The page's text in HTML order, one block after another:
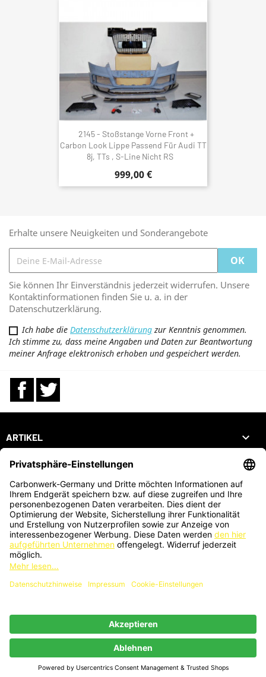
2145 - Stoßstange Vorne Front +
Carbon Look Lippe Passend Für Audi TT
8j, TTs , S-Line Nicht RS
999,00 €
Erhalte unsere Neuigkeiten und Sonderangebote
Sie können Ihr Einverständnis jederzeit widerrufen. Unsere
Kontaktinformationen finden Sie u. a. in der
Datenschutzerklärung.
Ich habe die Datenschutzerklärung zur Kenntnis genommen.
Ich stimme zu, dass meine Angaben und Daten zur Beantwortung
meiner Anfrage elektronisch erhoben und gespeichert werden.
Facebook
ARTIKEL 
UNTERNEHMEN 
DEIN KONTO 
SHOP
© 2026 - Webdesign by PriTumble